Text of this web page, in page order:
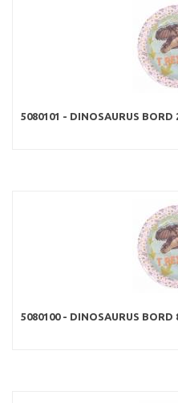
5080101 - DINOSAURUS BORD
5080100 - DINOSAURUS BORD